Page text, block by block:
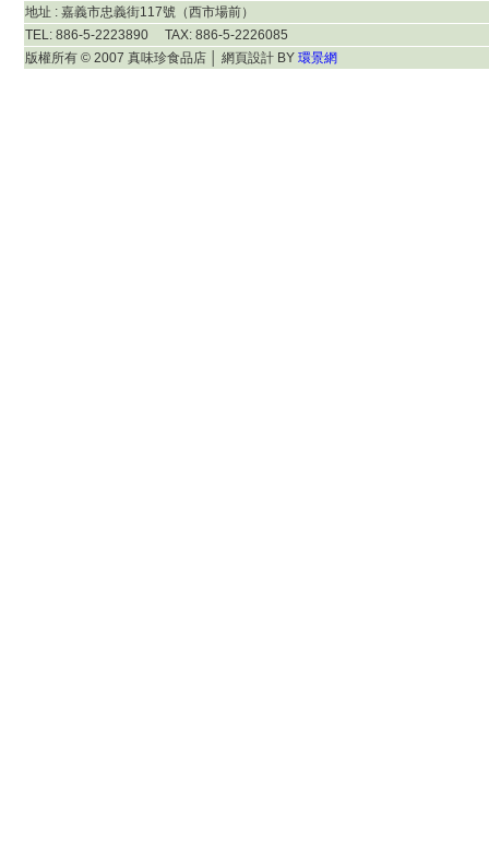
地址 : 嘉義市忠義街117號（西市場前）
TEL: 886-5-2223890 TAX: 886-5-2226085
版權所有 © 2007 真味珍食品店 │ 網頁設計 BY 環景網